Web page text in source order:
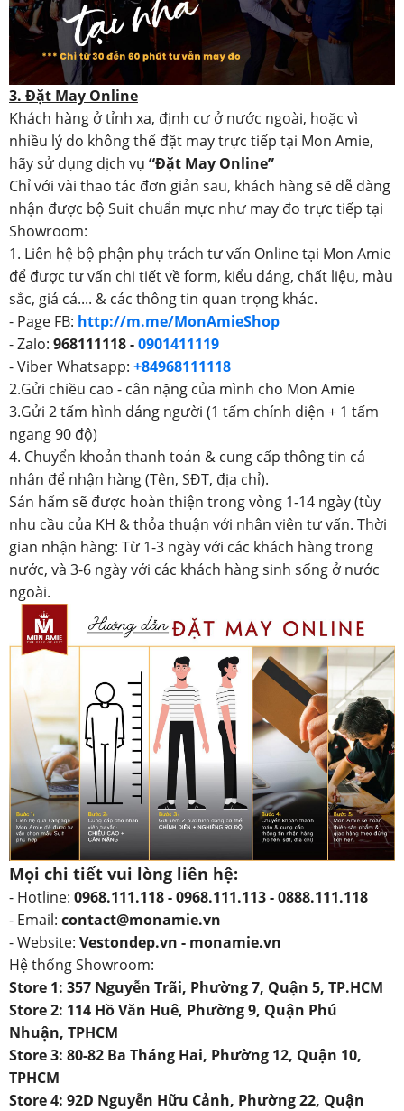
3. Đặt May Online
Khách hàng ở tỉnh xa, định cư ở nước ngoài, hoặc vì
nhiều lý do không thể đặt may trực tiếp tại Mon Amie,
hãy sử dụng dịch vụ “Đặt May Online”
Chỉ với vài thao tác đơn giản sau, khách hàng sẽ dễ dàng
nhận được bộ Suit chuẩn mực như may đo trực tiếp tại
Showroom:
1. Liên hệ bộ phận phụ trách tư vấn Online tại Mon Amie
để được tư vấn chi tiết về form, kiểu dáng, chất liệu, màu
sắc, giá cả.... & các thông tin quan trọng khác.
- Page FB: http://m.me/MonAmieShop
- Zalo: 968111118 -0901411119
- Viber Whatsapp: +84968111118
2.Gửi chiều cao - cân nặng của mình cho Mon Amie
3.Gửi 2 tấm hình dáng người (1 tấm chính diện + 1 tấm
ngang 90 độ)
4. Chuyển khoản thanh toán & cung cấp thông tin cá
nhân để nhận hàng (Tên, SĐT, địa chỉ).
Sản hẩm sẽ được hoàn thiện trong vòng 1-14 ngày (tùy
nhu cầu của KH & thỏa thuận với nhân viên tư vấn. Thời
gian nhận hàng: Từ 1-3 ngày với các khách hàng trong
nước, và 3-6 ngày với các khách hàng sinh sống ở nước
ngoài.
Mọi chi tiết vui lòng liên hệ:
- Hotline: 0968.111.118 - 0968.111.113 - 0888.111.118
- Email: contact@monamie.vn
- Website: Vestondep.vn - monamie.vn
Hệ thống Showroom:
Store 1: 357 Nguyễn Trãi, Phường 7, Quận 5, TP.HCM
Store 2: 114 Hồ Văn Huê, Phường 9, Quận Phú
Nhuận, TPHCM
Store 3: 80-82 Ba Tháng Hai, Phường 12, Quận 10,
TPHCM
Store 4: 92D Nguyễn Hữu Cảnh, Phường 22, Quận